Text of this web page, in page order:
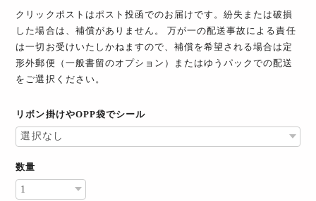
クリックポストはポスト投函でのお届けです。紛失または破損
した場合は、補償がありません。 万が一の配送事故による責任
は一切お受けいたしかねますので、補償を希望される場合は定
形外郵便（一般書留のオプション）またはゆうパックでの配送
をご選択ください。
リボン掛けやOPP袋でシール
数量